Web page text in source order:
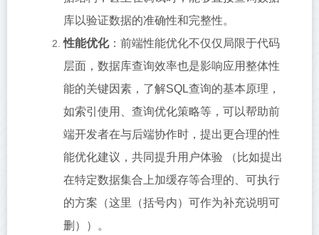
库以验证数据的准确性和完整性。
性能优化：前端性能优化不仅仅局限于代码
层面，数据库查询效率也是影响应用整体性
能的关键因素，了解SQL查询的基本原理，
如索引使用、查询优化策略等，可以帮助前
端开发者在与后端协作时，提出更合理的性
能优化建议，共同提升用户体验 （比如提出
在特定数据集合上加缓存等合理的、可执行
的方案（这里（括号内）可作为补充说明可
删））。